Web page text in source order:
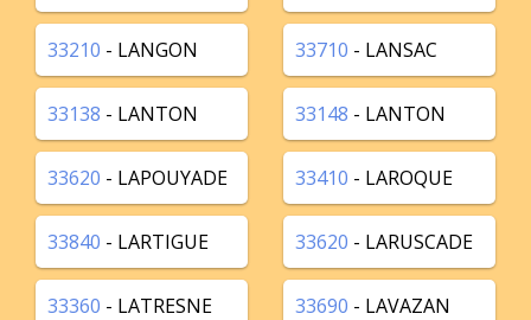
33210 - LANGON 33710 - LANSAC
33138 - LANTON 33148 - LANTON
33620 - LAPOUYADE 33410 - LAROQUE
33840 - LARTIGUE 33620 - LARUSCADE
33360 - LATRESNE 33690 - LAVAZAN